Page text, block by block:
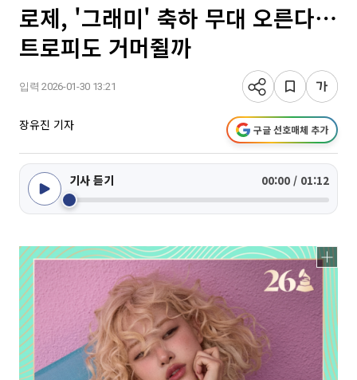
로제, '그래미' 축하 무대 오른다⋯
트로피도 거머쥘까
입력 2026-01-30 13:21
장유진 기자 구글 선호매체 추가
기사 듣기 00:00 / 01:12